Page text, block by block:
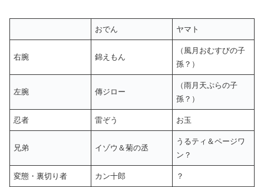
おでん ヤマト
右腕 錦えもん
（風月おむすびの子
孫？）
左腕 傳ジロー
（雨月天ぷらの子
孫？）
忍者 雷ぞう お玉
兄弟 イゾウ＆菊の丞
うるティ＆ページワ
ン？
変態・裏切り者 カン十郎 ？